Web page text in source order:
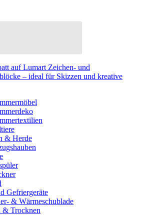
auf Lumart Zeichen- und
– ideal für Skizzen und kreative
& Herde
Gefriergeräte
& Wärmeschublade
& Trocknen